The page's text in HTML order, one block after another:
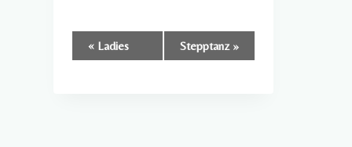
Veranstaltung-
« Ladies Stepptanz »